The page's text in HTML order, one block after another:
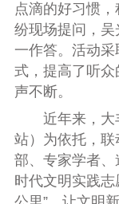
点滴的好习惯
纷现场提问，
一作答。活动
式，提高了听
声不断。
近年来，大
站）为依托，
部、专家学者
时代文明实践